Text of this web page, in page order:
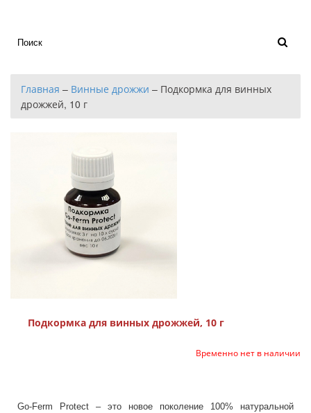
Главная – Винные дрожжи – Подкормка для винных
дрожжей, 10 г
Подкормка для винных дрожжей, 10 г
Временно нет в наличии
Go-Ferm Protect – это новое поколение 100% натуральной